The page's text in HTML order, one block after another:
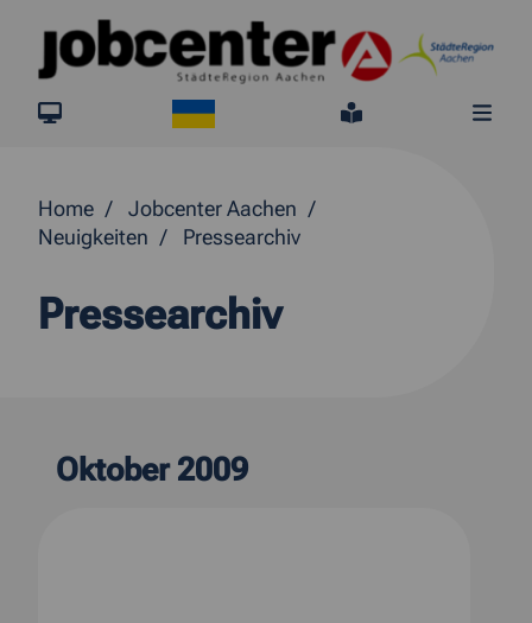
Springe direkt zum Inhalt
jobcenter.digital
Leichte
Home
Jobcenter Aachen
Neuigkeiten
Pressearchiv
Pressearchiv
Oktober 2009